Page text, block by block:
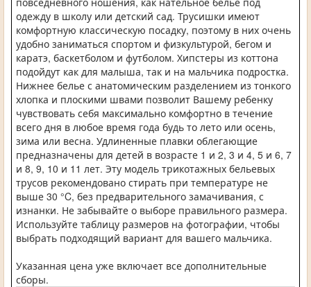
одежду в школу или детский сад. Трусишки имеют
комфортную классическую посадку, поэтому в них очень
удобно заниматься спортом и физкультурой, бегом и
каратэ, баскетболом и футболом. Хипстеры из коттона
подойдут как для малыша, так и на мальчика подростка.
Нижнее белье с анатомическим разделением из тонкого
хлопка и плоскими швами позволит Вашему ребенку
чувствовать себя максимально комфортно в течение
всего дня в любое время года будь то лето или осень,
зима или весна. Удлиненные плавки облегающие
предназначены для детей в возрасте 1 и 2, 3 и 4, 5 и 6, 7
и 8, 9, 10 и 11 лет. Эту модель трикотажных бельевых
трусов рекомендовано стирать при температуре не
выше 30 °C, без предварительного замачивания, с
изнанки. Не забывайте о выборе правильного размера.
Используйте таблицу размеров на фотографии, чтобы
выбрать подходящий вариант для вашего мальчика.
Указанная цена уже включает все дополнительные
сборы.